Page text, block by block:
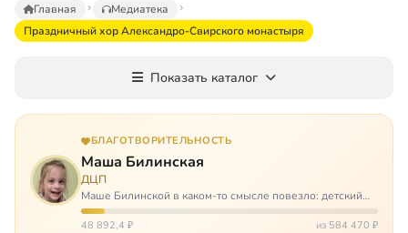
Главная
Медиатека
Праздничный хор Александро-Свирского монастыря
Показать каталог
БЛАГОТВОРИТЕЛЬНОСТЬ
Маша Билинская
ДЦП
Маше Билинской в каком-то смысле повезло: детский
церебральный паралич зацепил её не очень сильно. Но
всё-таки есть диагноз и есть немалые проблемы – Маша
48 892,4 ₽ из 584 470 ₽